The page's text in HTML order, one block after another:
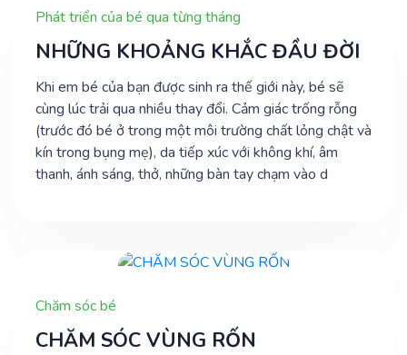
Phát triển của bé qua từng tháng
NHỮNG KHOẢNG KHẮC ĐẦU ĐỜI
Khi em bé của bạn được sinh ra thế giới này, bé sẽ
cùng lúc trải qua nhiều thay đổi. Cảm giác trống rỗng
(trước đó bé ở trong một môi trường chất lỏng chật và
kín trong bụng mẹ), da tiếp xúc với không khí, âm
thanh, ánh sáng, thở, những bàn tay chạm vào d
Chăm sóc bé
CHĂM SÓC VÙNG RỐN